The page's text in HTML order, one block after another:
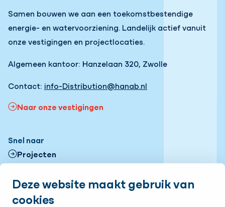
Deze website maakt gebruik van
cookies
Samen bouwen we aan een toekomstbestendige
energie- en watervoorziening. Landelijk actief vanuit
onze vestigingen en projectlocaties.
Algemeen kantoor: Hanzelaan 320, Zwolle
Contact: info-Distribution@hanab.nl
Naar onze vestigingen
Snel naar
Projecten
Onze vestigingen